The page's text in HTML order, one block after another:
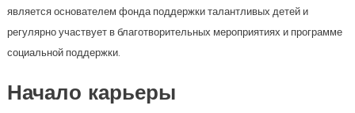
является основателем фонда поддержки талантливых детей и
регулярно участвует в благотворительных мероприятиях и программе
социальной поддержки.
Начало карьеры